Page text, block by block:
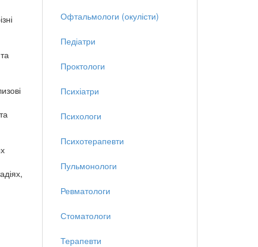
Офтальмологи (окулісти)
Педіатри
Проктологи
Психіатри
Психологи
Психотерапевти
Пульмонологи
Ревматологи
Стоматологи
Терапевти